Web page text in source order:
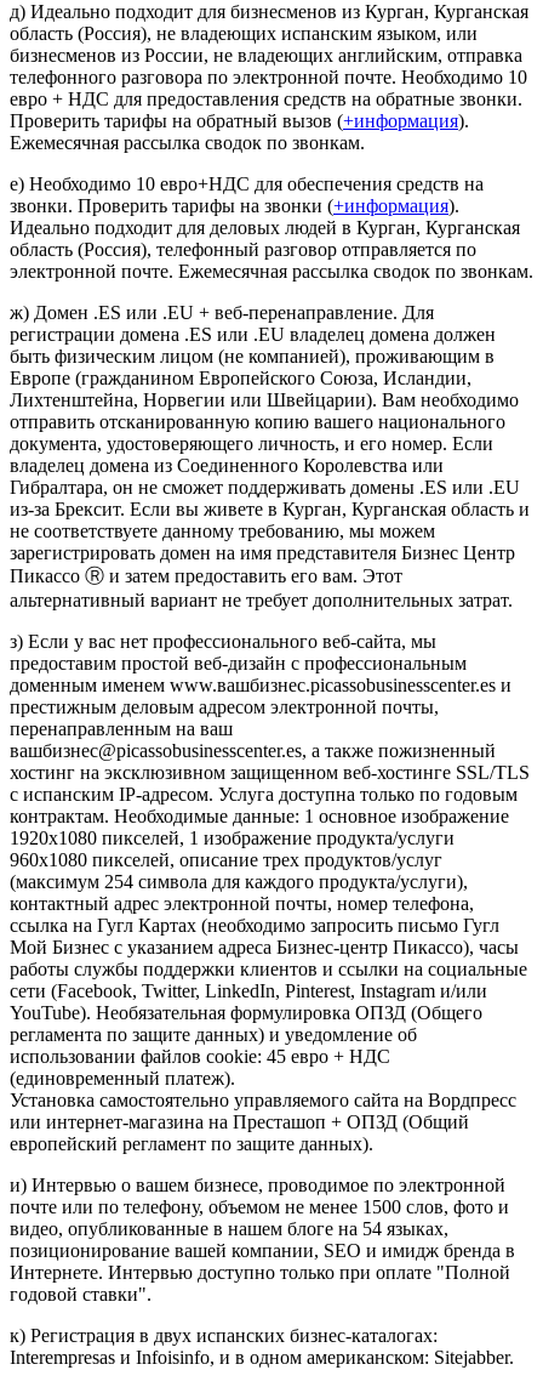
д) Идеально подходит для бизнесменов из Курган, Курганская
область (Россия), не владеющих испанским языком, или
бизнесменов из России, не владеющих английским, отправка
телефонного разговора по электронной почте. Необходимо 10
евро + НДС для предоставления средств на обратные звонки.
Проверить тарифы на обратный вызов (+информация).
Ежемесячная рассылка сводок по звонкам.
е) Необходимо 10 евро+НДС для обеспечения средств на
звонки. Проверить тарифы на звонки (+информация).
Идеально подходит для деловых людей в Курган, Курганская
область (Россия), телефонный разговор отправляется по
электронной почте. Ежемесячная рассылка сводок по звонкам.
ж) Домен .ES или .EU + веб-перенаправление. Для
регистрации домена .ES или .EU владелец домена должен
быть физическим лицом (не компанией), проживающим в
Европе (гражданином Европейского Союза, Исландии,
Лихтенштейна, Норвегии или Швейцарии). Вам необходимо
отправить отсканированную копию вашего национального
документа, удостоверяющего личность, и его номер. Если
владелец домена из Соединенного Королевства или
Гибралтара, он не сможет поддерживать домены .ES или .EU
из-за Брексит. Если вы живете в Курган, Курганская область и
не соответствуете данному требованию, мы можем
зарегистрировать домен на имя представителя Бизнес Центр
Пикассо Ⓡ и затем предоставить его вам. Этот
альтернативный вариант не требует дополнительных затрат.
з) Если у вас нет профессионального веб-сайта, мы
предоставим простой веб-дизайн с профессиональным
доменным именем www.вашбизнес.picassobusinesscenter.es и
престижным деловым адресом электронной почты,
перенаправленным на ваш
вашбизнес@picassobusinesscenter.es, а также пожизненный
хостинг на эксклюзивном защищенном веб-хостинге SSL/TLS
с испанским IP-адресом. Услуга доступна только по годовым
контрактам. Необходимые данные: 1 основное изображение
1920x1080 пикселей, 1 изображение продукта/услуги
960x1080 пикселей, описание трех продуктов/услуг
(максимум 254 символа для каждого продукта/услуги),
контактный адрес электронной почты, номер телефона,
ссылка на Гугл Картах (необходимо запросить письмо Гугл
Мой Бизнес с указанием адреса Бизнес-центр Пикассо), часы
работы службы поддержки клиентов и ссылки на социальные
сети (Facebook, Twitter, LinkedIn, Pinterest, Instagram и/или
YouTube). Необязательная формулировка ОПЗД (Общего
регламента по защите данных) и уведомление об
использовании файлов cookie: 45 евро + НДС
(единовременный платеж).
Установка самостоятельно управляемого сайта на Вордпресс
или интернет-магазина на Престашоп + ОПЗД (Общий
европейский регламент по защите данных).
и) Интервью о вашем бизнесе, проводимое по электронной
почте или по телефону, объемом не менее 1500 слов, фото и
видео, опубликованные в нашем блоге на 54 языках,
позиционирование вашей компании, SEO и имидж бренда в
Интернете. Интервью доступно только при оплате "Полной
годовой ставки".
к) Регистрация в двух испанских бизнес-каталогах:
Interempresas и Infoisinfo, и в одном американском: Sitejabber.